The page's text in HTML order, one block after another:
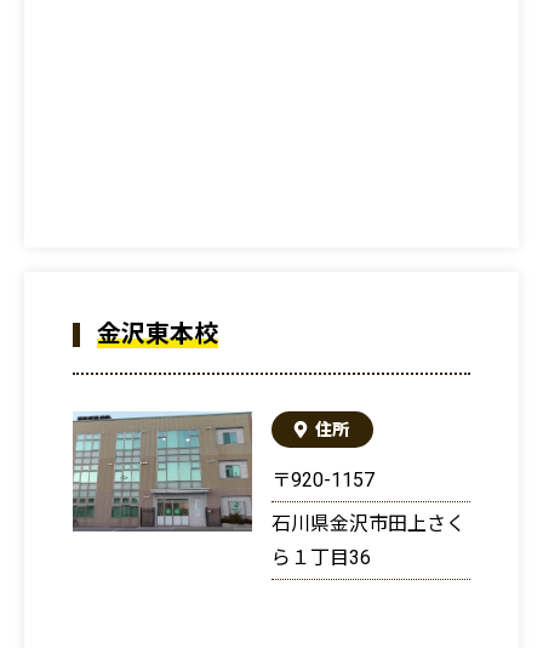
金沢東本校
住所
〒920-1157
石川県金沢市田上さく
ら１丁目36